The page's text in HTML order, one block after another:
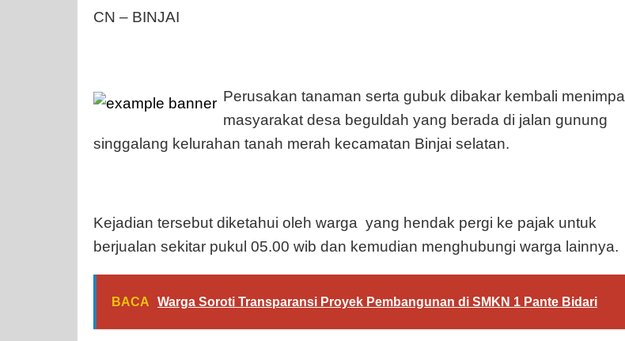
CN – BINJAI
Perusakan tanaman serta gubuk dibakar kembali menimpa
masyarakat desa beguldah yang berada di jalan gunung
singgalang kelurahan tanah merah kecamatan Binjai selatan.
Kejadian tersebut diketahui oleh warga yang hendak pergi ke pajak untuk
berjualan sekitar pukul 05.00 wib dan kemudian menghubungi warga lainnya.
BACA Warga Soroti Transparansi Proyek Pembangunan di SMKN 1 Pante Bidari